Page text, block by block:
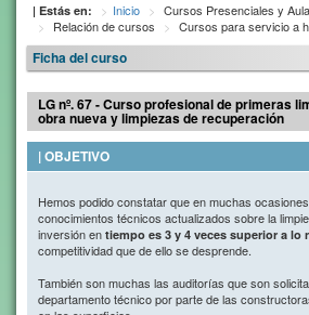
| Estás en: Inicio
Cursos Presenciales y
Relación de cursos
Cursos para servicio a
Ficha del curso
LG nº. 67 - Curso profesional de primeras
obra nueva y limpiezas de recuperación
| OBJETIVO
Hemos podido constatar que en muchas
conocimientos técnicos actualizados sobre la
inversión en tiempo es 3 y 4 veces superior a lo
competitividad que de ello se desprende.
También son muchas las auditorías que son
departamento técnico por parte de las